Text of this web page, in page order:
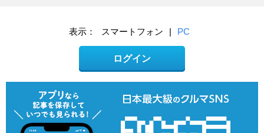
表示： スマートフォン | PC
ログイン